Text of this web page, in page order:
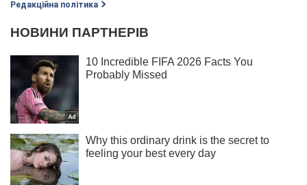
Редакційна політика